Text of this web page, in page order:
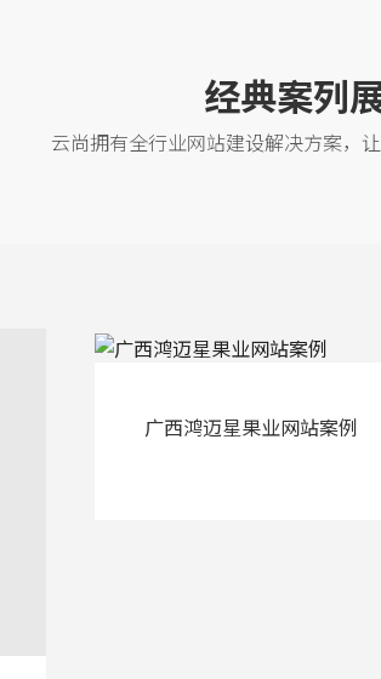
经典案列
云尚拥有全行业网站建设解决方案，
广西鸿迈星果业网站案例